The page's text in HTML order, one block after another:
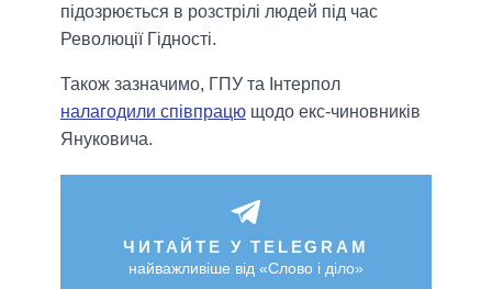
підозрюється в розстрілі людей під час
Революції Гідності.
Також зазначимо, ГПУ та Інтерпол
налагодили співпрацю щодо екс-чиновників
Януковича.
ЧИТАЙТЕ У TELEGRAM
найважливіше від «Слово і діло»